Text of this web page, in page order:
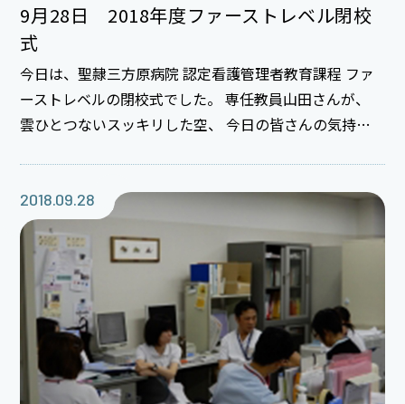
9月28日 2018年度ファーストレベル閉校
式
今日は、聖隷三方原病院 認定看護管理者教育課程 ファ
ーストレベルの閉校式でした。 専任教員山田さんが、
雲ひとつないスッキリした空、 今日の皆さんの気持ち
理の実践に！
2018.09.28